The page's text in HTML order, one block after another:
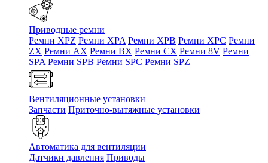
Приводные ремни
Ремни XPZ Ремни XPA Ремни XPB Ремни XPC Ремни
ZX Ремни AX Ремни BX Ремни CX Ремни 8V Ремни
SPA Ремни SPB Ремни SPC Ремни SPZ
Вентиляционные установки
Запчасти Приточно-вытяжные установки
Автоматика для вентиляции
Датчики давления Приводы